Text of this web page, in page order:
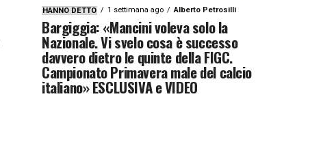
HANNO DETTO 1 settimana ago Alberto Petrosilli
Bargiggia: «Mancini voleva solo la
Nazionale. Vi svelo cosa è successo
davvero dietro le quinte della FIGC.
Campionato Primavera male del calcio
italiano» ESCLUSIVA e VIDEO